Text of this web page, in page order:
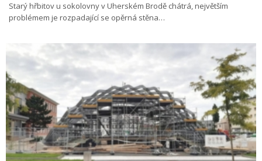
Starý hřbitov u sokolovny v Uherském Brodě chátrá, největším
problémem je rozpadající se opěrná stěna…